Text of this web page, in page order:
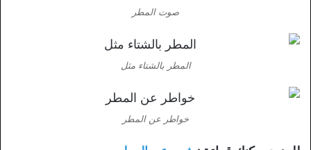
صوت المطر
المطر بالشتاء مثل
خواطر عن المطر